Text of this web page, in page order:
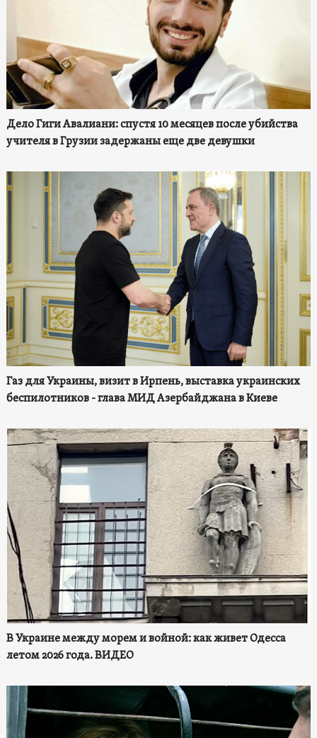
Дело Гиги Авалиани: спустя 10 месяцев после убийства
учителя в Грузии задержаны еще две девушки
Газ для Украины, визит в Ирпень, выставка украинских
беспилотников - глава МИД Азербайджана в Киеве
В Украине между морем и войной: как живет Одесса
летом 2026 года. ВИДЕО